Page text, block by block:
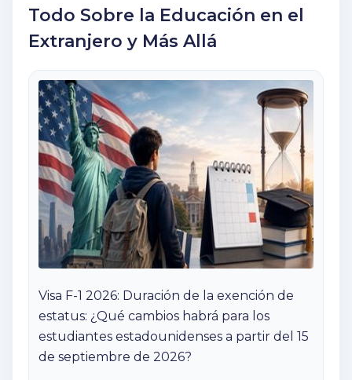
Todo Sobre la Educación en el
Extranjero y Más Allá
Visa F-1 2026: Duración de la exención de
estatus: ¿Qué cambios habrá para los
estudiantes estadounidenses a partir del 15
de septiembre de 2026?